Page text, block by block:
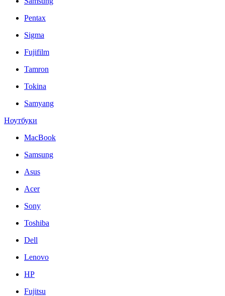
Pentax
Sigma
Fujifilm
Tamron
Tokina
Samyang
Ноутбуки
MacBook
Samsung
Asus
Acer
Sony
Toshiba
Dell
Lenovo
HP
Fujitsu